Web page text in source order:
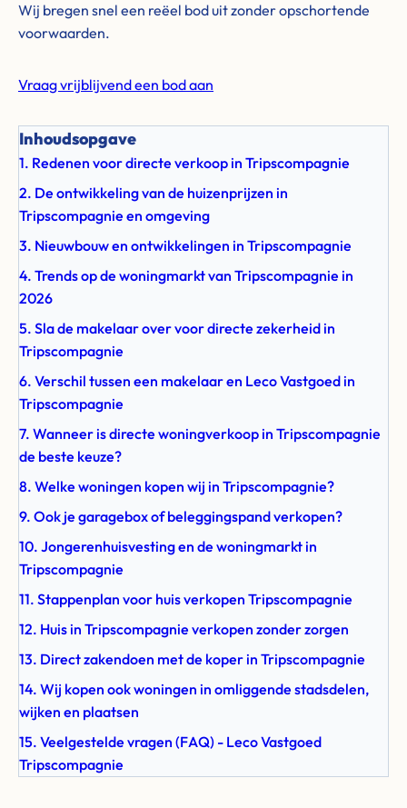
Wij bregen snel een reëel bod uit zonder opschortende
voorwaarden.
Vraag vrijblijvend een bod aan
Inhoudsopgave
1. Redenen voor directe verkoop in Tripscompagnie
2. De ontwikkeling van de huizenprijzen in
Tripscompagnie en omgeving
3. Nieuwbouw en ontwikkelingen in Tripscompagnie
4. Trends op de woningmarkt van Tripscompagnie in
2026
5. Sla de makelaar over voor directe zekerheid in
Tripscompagnie
6. Verschil tussen een makelaar en Leco Vastgoed in
Tripscompagnie
7. Wanneer is directe woningverkoop in Tripscompagnie
de beste keuze?
8. Welke woningen kopen wij in Tripscompagnie?
9. Ook je garagebox of beleggingspand verkopen?
10. Jongerenhuisvesting en de woningmarkt in
Tripscompagnie
11. Stappenplan voor huis verkopen Tripscompagnie
12. Huis in Tripscompagnie verkopen zonder zorgen
13. Direct zakendoen met de koper in Tripscompagnie
14. Wij kopen ook woningen in omliggende stadsdelen,
wijken en plaatsen
15. Veelgestelde vragen (FAQ) - Leco Vastgoed
Tripscompagnie